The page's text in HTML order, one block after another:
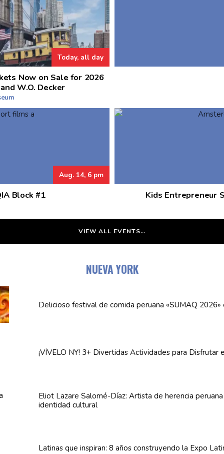
Today, all day
Now on Sale for 2026
W.O. Decker
Aug. 14, 6 pm
Block #1 Kids Entrepreneur
VIEW ALL EVENTS…
NUEVA YORK
Delicioso festival de comida peruana «SUMAQ
¡VÍVELO NY! 3+ Divertidas Actividadespara Disfrutar
Eliot Lazare Salomé-Díaz: Artista de herencia
identidad cultural
Latinas que inspiran: 8 años construyendo la Expo